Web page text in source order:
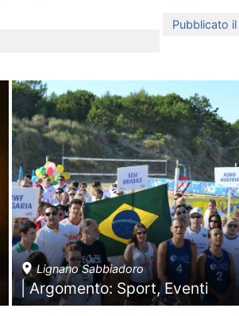
Pubblicato il
Lignano Sabbiadoro
| Argomento: Sport, Eventi